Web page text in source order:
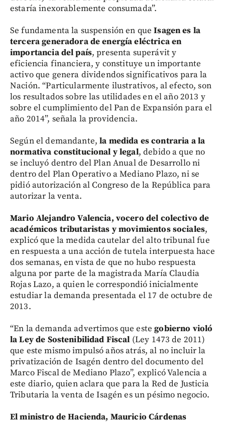
estaría inexorablemente consumada”.
Se fundamenta la suspensión en queIsagen es la
tercera generadora de energía eléctrica en
importancia del país, presenta superávit y
eficiencia financiera, y constituye un importante
activo que genera dividendos significativos para la
Nación. “Particularmente ilustrativos, al efecto, son
los resultados sobre las utilidades en el año 2013 y
sobre el cumplimiento del Pan de Expansión para el
año 2014”, señala la providencia.
Según el demandante,la medida es contraria a la
normativa constitucional y legal, debido a que no
se incluyó dentro del Plan Anual de Desarrollo ni
dentro del Plan Operativo a Mediano Plazo, ni se
pidió autorización al Congreso de la República para
autorizar la venta.
Mario Alejandro Valencia, vocero del colectivo de
académicos tributaristas y movimientos sociales,
explicó que la medida cautelar del alto tribunal fue
en respuesta a una acción de tutela interpuesta hace
dos semanas, en vista de que no hubo respuesta
alguna por parte de la magistrada María Claudia
Rojas Lazo, a quien le correspondió inicialmente
estudiar la demanda presentada el 17 de octubre de
2013.
“En la demanda advertimos que estegobierno violó
la Ley de Sostenibilidad Fiscal (Ley 1473 de 2011)
que este mismo impulsó años atrás, al no incluir la
privatización de Isagén dentro del documento del
Marco Fiscal de Mediano Plazo”, explicó Valencia a
este diario, quien aclara que para la Red de Justicia
Tributaria la venta de Isagén es un pésimo negocio.
El ministro de Hacienda, Mauricio Cárdenas